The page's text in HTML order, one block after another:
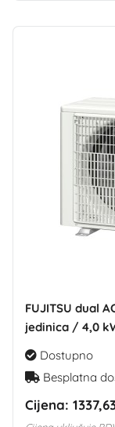
FUJITSU dual
jedinica / 4,0
Dostupno
Besplatna
Cijena: